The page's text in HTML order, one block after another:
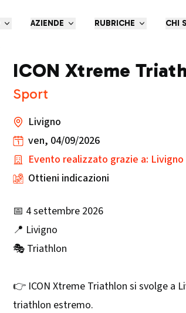
AZIENDE RUBRICHE CHI
ICON Xtreme
Sport
Livigno
ven, 04/09/2026
Evento realizzato grazie a:
Ottieni indicazioni
📅 4 settembre 2026
📍 Livigno
🎭 Triathlon
👉 ICON Xtreme Triathlon si svolge a
triathlon estremo.